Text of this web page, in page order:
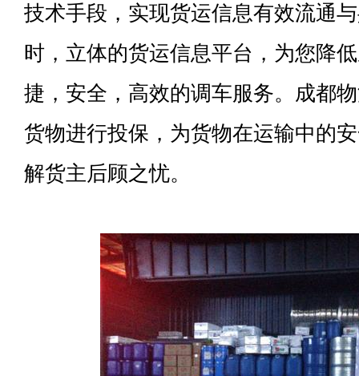
技术手段，实现货运信息有效流通
时，立体的货运信息平台，为您降
捷，安全，高效的调车服务。成都
货物进行投保，为货物在运输中的
解货主后顾之忧。